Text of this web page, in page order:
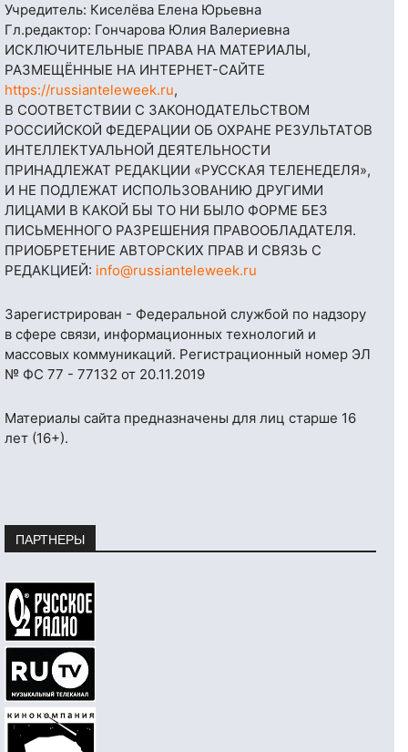
Учредитель: Киселёва Елена Юрьевна
Гл.редактор: Гончарова Юлия Валериевна
ИСКЛЮЧИТЕЛЬНЫЕ ПРАВА НА МАТЕРИАЛЫ,
РАЗМЕЩЁННЫЕ НА ИНТЕРНЕТ-САЙТЕ
https://russianteleweek.ru,
В СООТВЕТСТВИИ С ЗАКОНОДАТЕЛЬСТВОМ
РОССИЙСКОЙ ФЕДЕРАЦИИ ОБ ОХРАНЕ РЕЗУЛЬТАТОВ
ИНТЕЛЛЕКТУАЛЬНОЙ ДЕЯТЕЛЬНОСТИ
ПРИНАДЛЕЖАТ РЕДАКЦИИ «РУССКАЯ ТЕЛЕНЕДЕЛЯ»,
И НЕ ПОДЛЕЖАТ ИСПОЛЬЗОВАНИЮ ДРУГИМИ
ЛИЦАМИ В КАКОЙ БЫ ТО НИ БЫЛО ФОРМЕ БЕЗ
ПИСЬМЕННОГО РАЗРЕШЕНИЯ ПРАВООБЛАДАТЕЛЯ.
ПРИОБРЕТЕНИЕ АВТОРСКИХ ПРАВ И СВЯЗЬ С
РЕДАКЦИЕЙ: info@russianteleweek.ru
Зарегистрирован - Федеральной службой по надзору
в сфере связи, информационных технологий и
массовых коммуникаций. Регистрационный номер ЭЛ
№ ФС 77 - 77132 от 20.11.2019
Материалы сайта предназначены для лиц старше 16
лет (16+).
ПАРТНЕРЫ